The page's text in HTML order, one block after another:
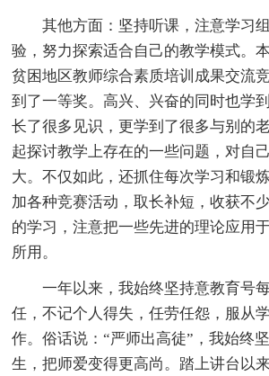
其他方面：坚持听课，注意学习
验，努力探索适合自己的教学模式。
贫困地区教师综合素质培训成果交流
到了一等奖。高兴、兴奋的同时也学
长了很多见识，更学到了很多与别的
起探讨教学上存在的一些问题，对自
大。不仅如此，还抓住每次学习和锻
加各种竞赛活动，取长补短，收获不
的学习，注意把一些先进的理论应用
所用。
一年以来，我始终坚持意教育号
任，不记个人得失，任劳任怨，服从
作。俗话说：“严师出高徒”，我始终
生，把师爱变得更高尚。踏上讲台以